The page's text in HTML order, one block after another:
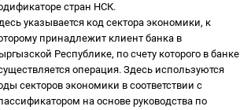
стран НСК.
указывается код сектора экономики, к
принадлежит клиент банка в
Республике, по счету которого в банке
операция. Здесь используются
секторов экономики в соответствии с
на основе руководства по